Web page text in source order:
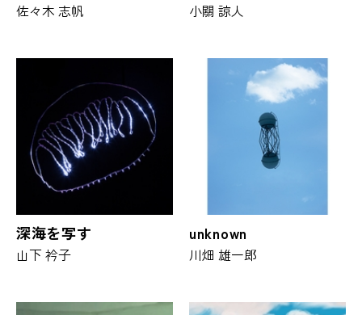
佐々木 志帆 小關 諒人
深海を写す
山下 衿子
unknown
川畑 雄一郎